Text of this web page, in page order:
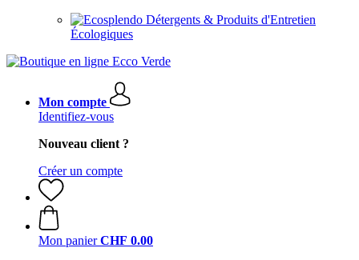
Détergents & Produits d'Entretien
Écologiques
Mon compte
Identifiez-vous
Nouveau client ?
Créer un compte
Mon panier CHF 0.00